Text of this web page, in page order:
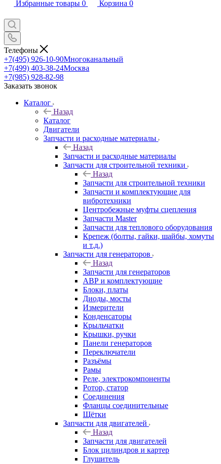
Избранные товары 0 Корзина 0
Телефоны
+7(495) 926-10-90Многоканальный
+7(499) 403-38-24Москва
+7(985) 928-82-98
Заказать звонок
Каталог
Назад
Каталог
Двигатели
Запчасти и расходные материалы
Назад
Запчасти и расходные материалы
Запчасти для строительной техники
Назад
Запчасти для строительной техники
Запчасти и комплектующие для
вибротехники
Центробежные муфты сцепления
Запчасти Master
Запчасти для теплового оборудования
Крепеж (болты, гайки, шайбы, хомуты
и т.д.)
Запчасти для генераторов
Назад
Запчасти для генераторов
АВР и комплектующие
Блоки, платы
Диоды, мосты
Измерители
Конденсаторы
Крыльчатки
Крышки, ручки
Панели генераторов
Переключатели
Разъёмы
Рамы
Реле, электрокомпоненты
Ротор, статор
Соединения
Фланцы соединительные
Щётки
Запчасти для двигателей
Назад
Запчасти для двигателей
Блок цилиндров и картер
Глушитель